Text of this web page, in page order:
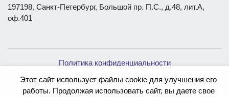
197198, Санкт-Петербург, Большой пр. П.С., д.48, лит.А,
оф.401
Политика конфиденциальности
На сайте используются бесплатные изображения с
Этот сайт использует файлы cookie для улучшения его
работы. Продолжая использовать сайт, вы даете свое